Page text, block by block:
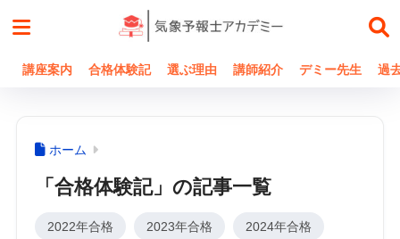
講座案内 合格体験記 選ぶ理由 講師紹介 デミー先生 過
ホーム
「合格体験記」の記事一覧
2022年合格 2023年合格 2024年合格